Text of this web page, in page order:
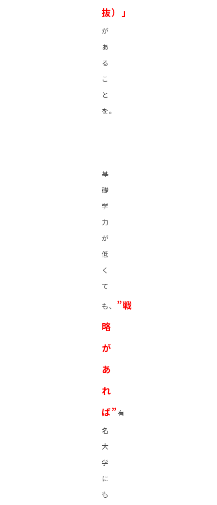
抜）」
が
あ
る
こ
と
を。
基
礎
学
力
が
低
く
て
も、 ”戦
略
が
あ
れ
ば”有
名
大
学
に
も